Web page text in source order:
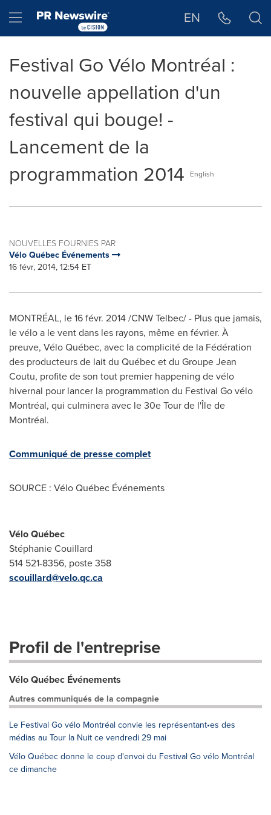
Hamburger menu EN
Festival Go Vélo Montréal :
nouvelle appellation d'un
festival qui bouge! -
Lancement de la
programmation 2014
English
NOUVELLES FOURNIES PAR
Vélo Québec Événements
16 févr, 2014, 12:54 ET
MONTRÉAL, le 16 févr. 2014 /CNW Telbec/ - Plus que jamais,
le vélo a le vent dans les rayons, même en février. À
preuve, Vélo Québec, avec la complicité de la Fédération
des producteurs de lait du Québec et du Groupe Jean
Coutu, profite de son tout premier happening de vélo
hivernal pour lancer la programmation du Festival Go vélo
Montréal, qui culminera avec le 30e Tour de l'Île de
Montréal.
Communiqué de presse complet
SOURCE : Vélo Québec Événements
Vélo Québec
Stéphanie Couillard
514 521-8356, poste 358
scouillard@velo.qc.ca
Profil de l'entreprise
Vélo Québec Événements
Autres communiqués de la compagnie
Le Festival Go vélo Montréal convie les représentant•es des
médias au Tour la Nuit ce vendredi 29 mai
Vélo Québec donne le coup d'envoi du Festival Go vélo Montréal
ce dimanche